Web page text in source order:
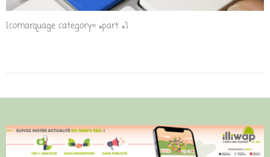
[comarquage category= »part »]